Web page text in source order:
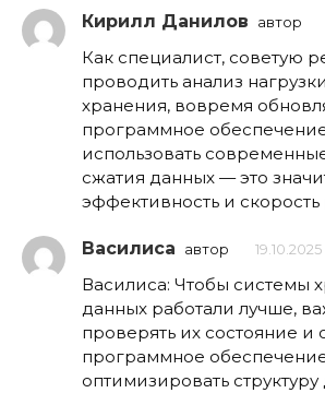
Кирилл Данилов автор
Как специалист, советую
проводить анализ
хранения, вовремя
программное
использовать
сжатия данных — это
эффективность и скорость
Василиса автор 19.10.2025
Василиса: Чтобы системы
данных работали лучше,
проверять их состояние и
программное
оптимизировать